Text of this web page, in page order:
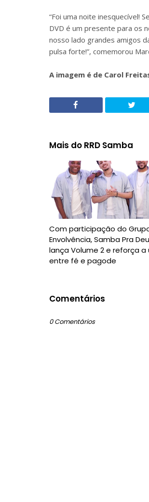
“Foi uma noite inesquecível!
DVD é um presente para os
nosso lado grandes amigos
pulsa forte!”, comemorou
A imagem é de Carol
Mais do RRD Samba
Com participação do
Envolvência, Samba Pra
lança Volume 2 e reforça a
entre fé e pagode
Comentários
0 Comentários